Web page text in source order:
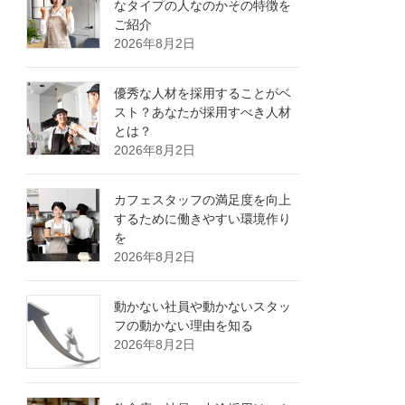
なタイプの人なのかその特徴を
ご紹介
2026年8月2日
優秀な人材を採用することがベ
スト？あなたが採用すべき人材
とは？
2026年8月2日
カフェスタッフの満足度を向上
するために働きやすい環境作り
を
2026年8月2日
動かない社員や動かないスタッ
フの動かない理由を知る
2026年8月2日